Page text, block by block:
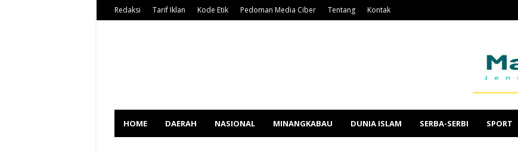
Redaksi Tarif Iklan Kode Etik Pedoman Media Ciber Tentang Kontak
HOME DAERAH NASIONAL MINANGKABAU DUNIA ISLAM SERBA-SERBI SPORT